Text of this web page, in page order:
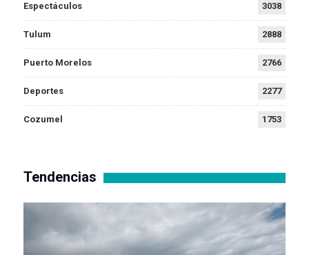
Espectáculos 3038
Tulum 2888
Puerto Morelos 2766
Deportes 2277
Cozumel 1753
Tendencias